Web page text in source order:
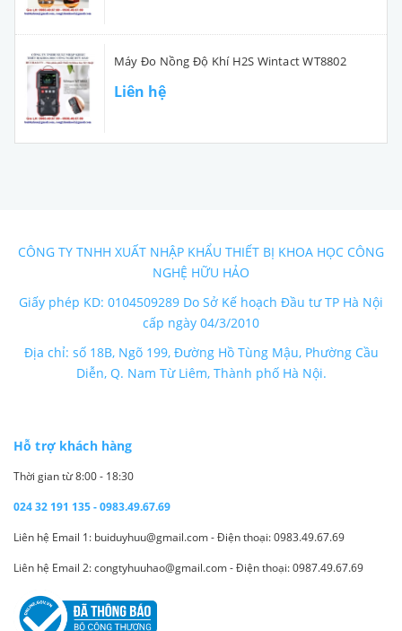
Máy Đo Nồng Độ Khí H2S Wintact WT8802
Liên hệ
CÔNG TY TNHH XUẤT NHẬP KHẨU THIẾT BỊ KHOA HỌC CÔNG
NGHỆ HỮU HẢO
Giấy phép KD: 0104509289 Do Sở Kế hoạch Đầu tư TP Hà Nội
cấp ngày 04/3/2010
Địa chỉ: số 18B, Ngõ 199, Đường Hồ Tùng Mậu, Phường Cầu
Diễn, Q. Nam Từ Liêm, Thành phố Hà Nội.
Hỗ trợ khách hàng
Thời gian từ 8:00 - 18:30
024 32 191 135 - 0983.49.67.69
Liên hệ Email 1: buiduyhuu@gmail.com - Điện thoại: 0983.49.67.69
Liên hệ Email 2: congtyhuuhao@gmail.com - Điện thoại: 0987.49.67.69